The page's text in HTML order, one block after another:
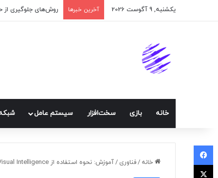
یکشنبه, 9 آگوست 2026 آخرین خبرها اپلیکیشن پیام‌رسان
خانه بازی سخت‌افزار سيستم عامل
خانه /فناوری /آموزش: نحوه استفاده از Visual Intelligence، محصول اپل برای رقابت با لنز گوگل
فیسبوک